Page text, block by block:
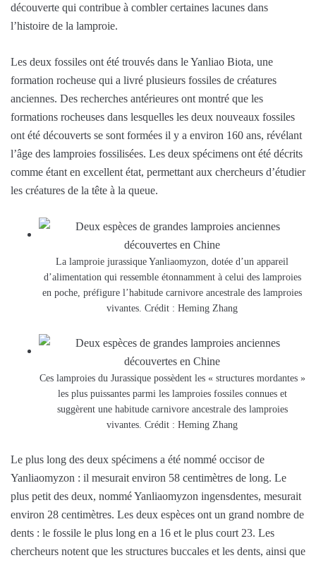
découverte qui contribue à combler certaines lacunes dans
l’histoire de la lamproie.
Les deux fossiles ont été trouvés dans le Yanliao Biota, une
formation rocheuse qui a livré plusieurs fossiles de créatures
anciennes. Des recherches antérieures ont montré que les
formations rocheuses dans lesquelles les deux nouveaux fossiles
ont été découverts se sont formées il y a environ 160 ans, révélant
l’âge des lamproies fossilisées. Les deux spécimens ont été décrits
comme étant en excellent état, permettant aux chercheurs d’étudier
les créatures de la tête à la queue.
La lamproie jurassique Yanliaomyzon, dotée d’un appareil
d’alimentation qui ressemble étonnamment à celui des lamproies
en poche, préfigure l’habitude carnivore ancestrale des lamproies
vivantes. Crédit : Heming Zhang
Ces lamproies du Jurassique possèdent les « structures mordantes »
les plus puissantes parmi les lamproies fossiles connues et
suggèrent une habitude carnivore ancestrale des lamproies
vivantes. Crédit : Heming Zhang
Le plus long des deux spécimens a été nommé occisor de
Yanliaomyzon : il mesurait environ 58 centimètres de long. Le
plus petit des deux, nommé Yanliaomyzon ingensdentes, mesurait
environ 28 centimètres. Les deux espèces ont un grand nombre de
dents : le fossile le plus long en a 16 et le plus court 23. Les
chercheurs notent que les structures buccales et les dents, ainsi que